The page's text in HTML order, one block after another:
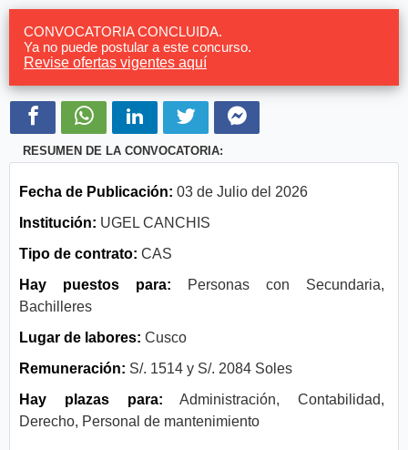
CONVOCATORIA CONCLUIDA.
Ya no puede postular a este concurso.
Revise ofertas vigentes aquí
RESUMEN DE LA CONVOCATORIA:
Fecha de Publicación: 03 de Julio del 2026
Institución: UGEL CANCHIS
Tipo de contrato: CAS
Hay puestos para:
Personas con Secundaria,
Bachilleres
Lugar de labores: Cusco
Remuneración: S/. 1514 y S/. 2084 Soles
Hay plazas para: Administración, Contabilidad,
Derecho, Personal de mantenimiento